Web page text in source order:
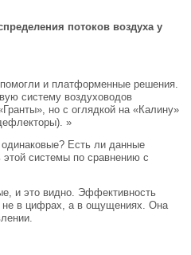
потоков воздуха у
и платформенные решения.
систему воздуховодов
но с оглядкой на «Калину»
»
Есть ли данные
системы по сравнению с
и это видно. Эффективность
в цифрах, а в ощущениях. Она